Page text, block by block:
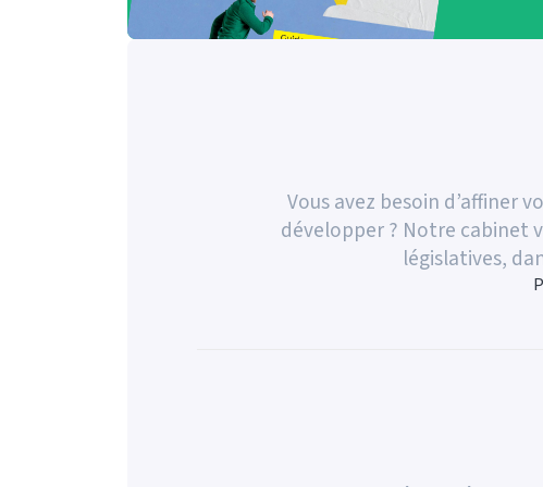
Vous avez besoin d’affiner
développer ? Notre cabinet
législatives,